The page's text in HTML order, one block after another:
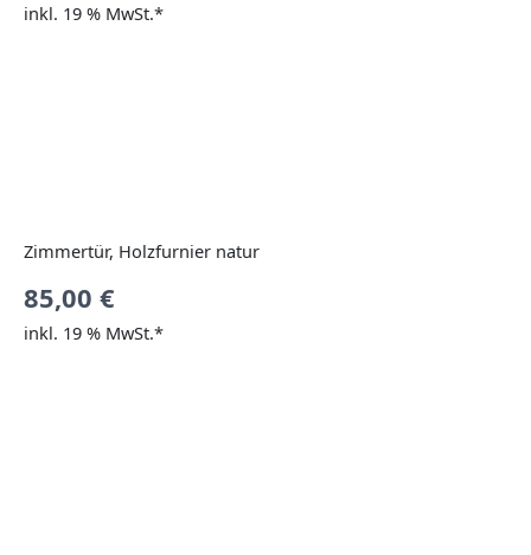
inkl. 19 % MwSt.*
Zimmertür, Holzfurnier natur
85,00 €
inkl. 19 % MwSt.*